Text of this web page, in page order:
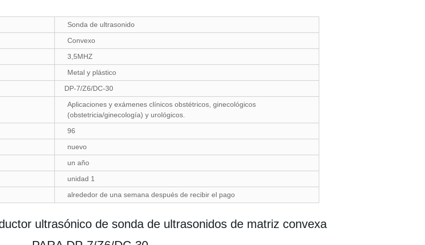
Sonda de ultrasonido
Convexo
3,5MHZ
Metal y plástico
DP-7/Z6/DC-30
Aplicaciones y exámenes clínicos obstétricos, ginecológicos
(obstetricia/ginecología) y urológicos.
96
nuevo
un año
unidad 1
alrededor de una semana después de recibir el pago
ultrasónico de sonda de ultrasonidos de matriz convexa